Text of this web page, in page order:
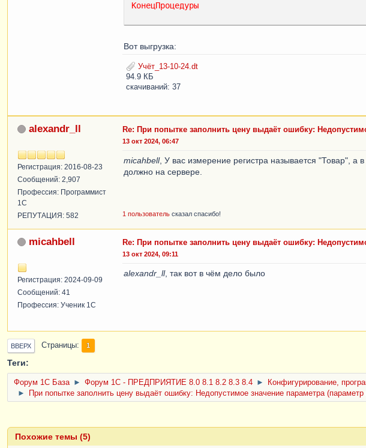
КонецПроцедуры
Вот выгрузка:
Учёт_13-10-24.dt
94.9 КБ
скачиваний: 37
alexandr_ll
Регистрация: 2016-08-23
Сообщений: 2,907
Профессия: Программист
1С
РЕПУТАЦИЯ: 582
Re: При попытке заполнить цену выдаёт ошибку:
13 окт 2024, 06:47
micahbell, У вас измерение регистра называется "Товар", а
должно на сервере.
1 пользователь сказал спасибо!
micahbell
Регистрация: 2024-09-09
Сообщений: 41
Профессия: Ученик 1С
Re: При попытке заполнить цену выдаёт ошибку:
13 окт 2024, 09:11
alexandr_ll, так вот в чём дело было
ВВЕРХ Страницы 1
Теги:
Форум 1C База ► Форум 1С - ПРЕДПРИЯТИЕ 8.0 8.1 8.2 8.3 8.4 ►
Конфигурирование,
►
При попытке заполнить цену выдаёт ошибку: Недопустимое значение параметра (параметр
Похожие темы (5)